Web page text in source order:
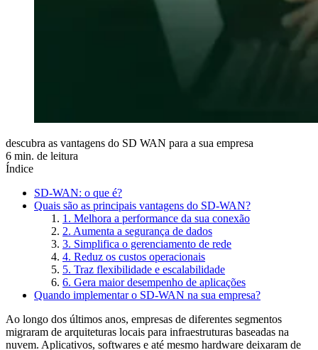
descubra as vantagens do SD WAN para a sua empresa
6 min. de leitura
Índice
SD-WAN: o que é?
Quais são as principais vantagens do SD-WAN?
1. Melhora a performance da sua conexão
2. Aumenta a segurança de dados
3. Simplifica o gerenciamento de rede
4. Reduz os custos operacionais
5. Traz flexibilidade e escalabilidade
6. Gera maior desempenho de aplicações
Quando implementar o SD-WAN na sua empresa?
Ao longo dos últimos anos, empresas de diferentes segmentos
migraram de arquiteturas locais para infraestruturas baseadas na
nuvem. Aplicativos, softwares e até mesmo hardware deixaram de